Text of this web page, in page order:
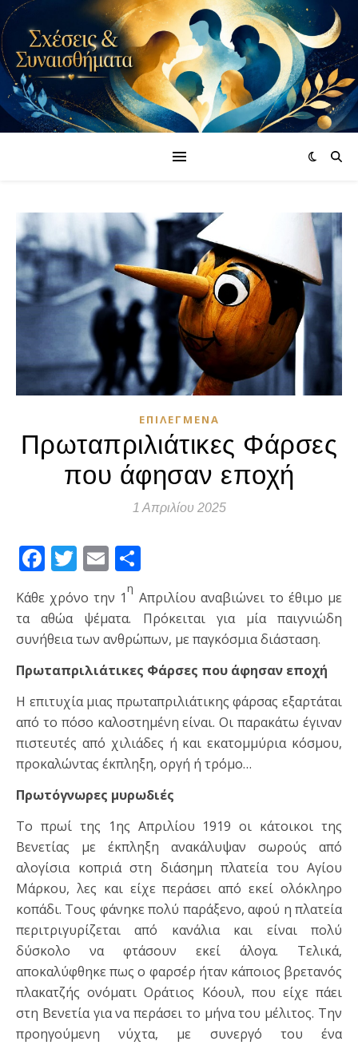
ΕΠΙΛΕΓΜΈΝΑ
Πρωταπριλιάτικες Φάρσες
που άφησαν εποχή
1 Απριλίου 2025
Facebook
Twitter
Email
Κάθε χρόνο την 1
η
Απριλίου αναβιώνει το έθιμο με
τα αθώα ψέματα. Πρόκειται για μία παιγνιώδη
συνήθεια των ανθρώπων, με παγκόσμια διάσταση.
Πρωταπριλιάτικες Φάρσες που άφησαν εποχή
Η επιτυχία μιας πρωταπριλιάτικης φάρσας εξαρτάται
από το πόσο καλοστημένη είναι. Οι παρακάτω έγιναν
πιστευτές από χιλιάδες ή και εκατομμύρια κόσμου,
προκαλώντας έκπληξη, οργή ή τρόμο…
Πρωτόγνωρες μυρωδιές
Το πρωί της 1ης Απριλίου 1919 οι κάτοικοι της
Βενετίας με έκπληξη ανακάλυψαν σωρούς από
αλογίσια κοπριά στη διάσημη πλατεία του Αγίου
Μάρκου, λες και είχε περάσει από εκεί ολόκληρο
κοπάδι. Τους φάνηκε πολύ παράξενο, αφού η πλατεία
περιτριγυρίζεται από κανάλια και είναι πολύ
δύσκολο να φτάσουν εκεί άλογα. Τελικά,
αποκαλύφθηκε πως ο φαρσέρ ήταν κάποιος βρετανός
πλακατζής ονόματι Οράτιος Κόουλ, που είχε πάει
στη Βενετία για να περάσει το μήνα του μέλιτος. Την
προηγούμενη νύχτα, με συνεργό του ένα